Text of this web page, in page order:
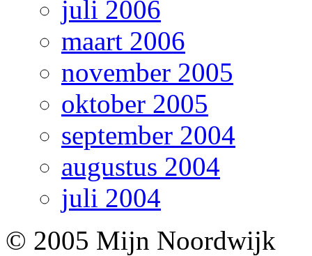
juli 2006
maart 2006
november 2005
oktober 2005
september 2004
augustus 2004
juli 2004
© 2005 Mijn Noordwijk